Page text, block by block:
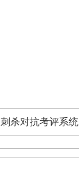
刺杀对抗考评系统